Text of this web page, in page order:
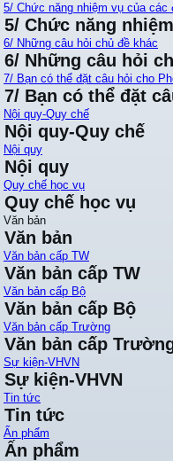
5/ Chức năng nhiệm vụ của
5/ Chức năng
6/ Những câu hỏi chủ đề khác
6/ Những câu hỏi
7/ Bạn có thể đặt câu hỏi cho
7/ Bạn có thể đặt
Nội quy-Quy chế
Nội quy-Quy chế
Nội quy
Nội quy
Quy chế học vụ
Quy chế học vụ
Văn bản
Văn bản
Văn bản cấp TW
Văn bản cấp TW
Văn bản cấp Bộ
Văn bản cấp Bộ
Văn bản cấp Trường
Văn bản cấp
Sự kiện-VHVN
Sự kiện-VHVN
Tin tức
Tin tức
Ấn phẩm
Ấn phẩm